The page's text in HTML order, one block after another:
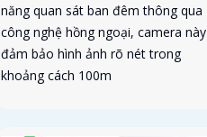
năng quan sát ban đêm thông qua
công nghệ hồng ngoại, camera này
đảm bảo hình ảnh rõ nét trong
khoảng cách 100m